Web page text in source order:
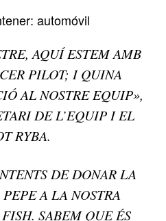
AQUÍ ESTEM AMB
PILOT; I QUINA
AL NOSTRE EQUIP»,
DE L’EQUIP I EL
RYBA.
DE DONAR LA
A LA NOSTRA
SABEM QUE ÉS